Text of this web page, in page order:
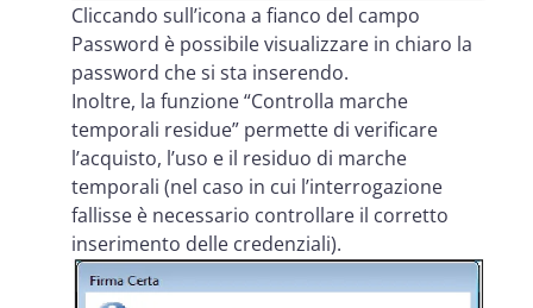
Cliccando sull’icona a fianco del campo
Password è possibile visualizzare in chiaro la
password che si sta inserendo.
Inoltre, la funzione “Controlla marche
temporali residue” permette di verificare
l’acquisto, l’uso e il residuo di marche
temporali (nel caso in cui l’interrogazione
fallisse è necessario controllare il corretto
inserimento delle credenziali).